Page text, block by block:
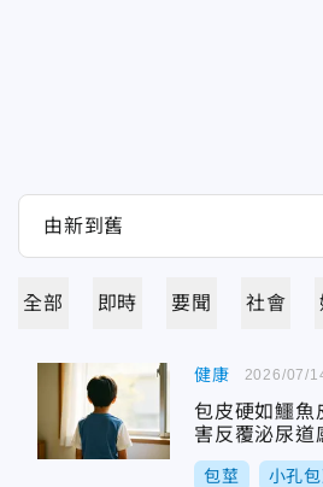
全部 即時 要聞 社會
健康
包皮硬如鱷魚
害反覆泌尿道
包莖 小孔
2026/07/